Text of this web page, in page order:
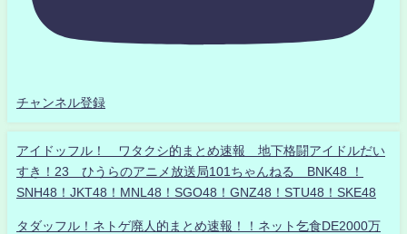
チャンネル登録
アイドッフル！ ワタクシ的まとめ速報 地下格闘アイドルだい
すき！23 ひうらのアニメ放送局101ちゃんねる BNK48 ！
SNH48！JKT48！MNL48！SGO48！GNZ48！STU48！SKE48
タダッフル！ネトゲ廃人的まとめ速報！！ネット乞食DE2000万